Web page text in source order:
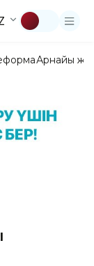
Арнайы